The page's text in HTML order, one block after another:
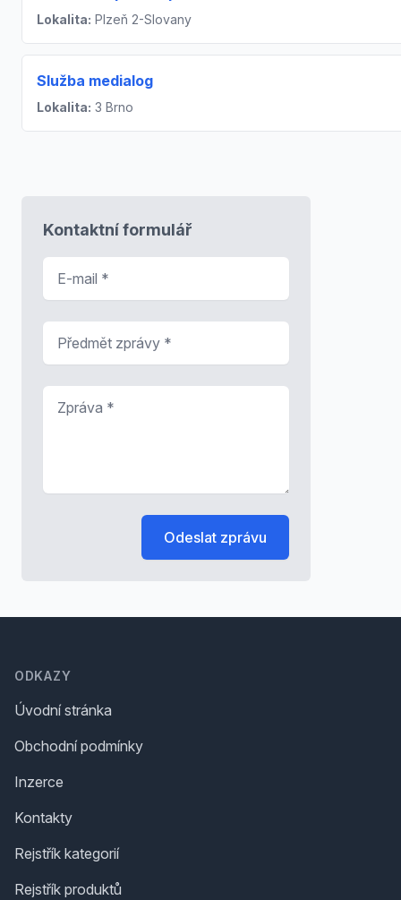
Lokalita: Plzeň 2-Slovany
Služba medialog
Lokalita: 3 Brno
Kontaktní formulář
Odeslat zprávu
ODKAZY
Úvodní stránka
Obchodní podmínky
Inzerce
Kontakty
Rejstřík kategorií
Rejstřík produktů